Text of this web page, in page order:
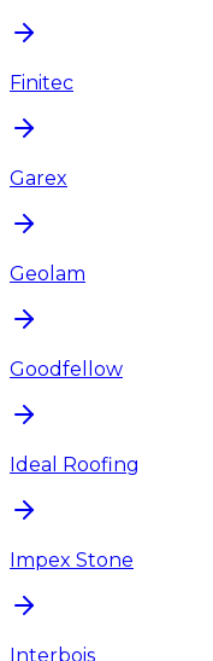
Finitec
Garex
Geolam
Goodfellow
Ideal Roofing
Impex Stone
Interbois